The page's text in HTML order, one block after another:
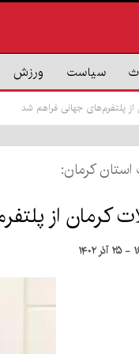
سیاست ورزش
پلتفرم‌های جهانی فراهم شد
کرمان:
کرمان از